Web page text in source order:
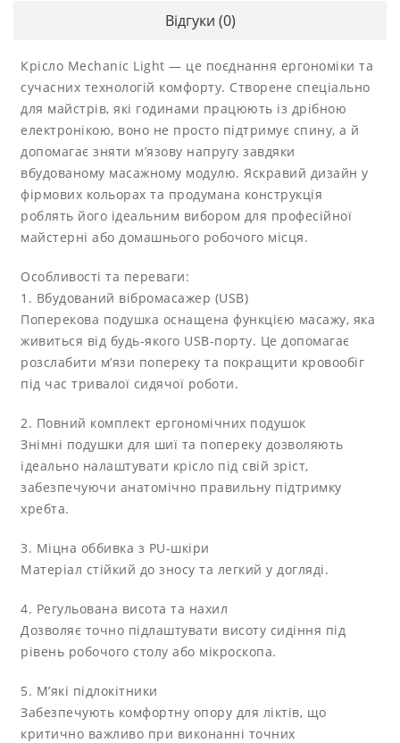
Відгуки (0)
Крісло Mechanic Light — це поєднання ергономіки та
сучасних технологій комфорту. Створене спеціально
для майстрів, які годинами працюють із дрібною
електронікою, воно не просто підтримує спину, а й
допомагає зняти м’язову напругу завдяки
вбудованому масажному модулю. Яскравий дизайн у
фірмових кольорах та продумана конструкція
роблять його ідеальним вибором для професійної
майстерні або домашнього робочого місця.
Особливості та переваги:
1. Вбудований вібромасажер (USB)
Поперекова подушка оснащена функцією масажу, яка
живиться від будь-якого USB-порту. Це допомагає
розслабити м’язи попереку та покращити кровообіг
під час тривалої сидячої роботи.
2. Повний комплект ергономічних подушок
Знімні подушки для шиї та попереку дозволяють
ідеально налаштувати крісло під свій зріст,
забезпечуючи анатомічно правильну підтримку
хребта.
3. Міцна оббивка з PU-шкіри
Матеріал стійкий до зносу та легкий у догляді.
4. Регульована висота та нахил
Дозволяє точно підлаштувати висоту сидіння під
рівень робочого столу або мікроскопа.
5. М’які підлокітники
Забезпечують комфортну опору для ліктів, що
критично важливо при виконанні точних